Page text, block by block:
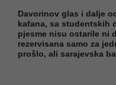
Davorinov glas i dalje
kafana, sa studentskih
pjesme nisu ostarile ni
rezervisana samo za
prošlo, ali sarajevska